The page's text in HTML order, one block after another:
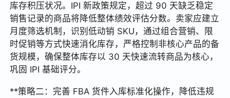
库存积压状况。IPI 新政策规定，超过 90 天缺乏稳定
销售记录的商品将降低整体绩效评估分数。卖家应建立
月度筛选机制，识别低动销 SKU，通过组合营销、限
时促销等方式快速消化库存，严格控制非核心产品的备
货规模，确保整体库存以 30 天快速流转商品为核心，
巩固 IPI 基础评分。
**策略二：完善 FBA 货件入库标准化操作，降低违规